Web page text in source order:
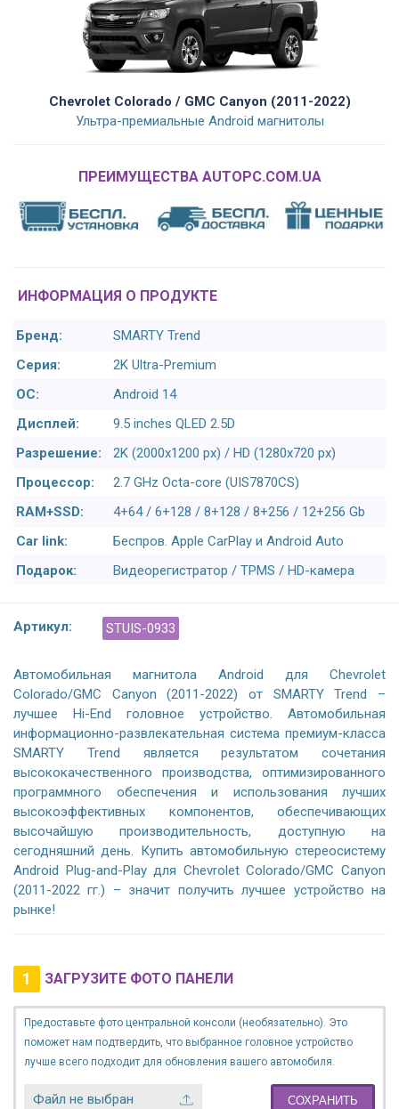
Chevrolet Colorado / GMC Canyon (2011-2022)
Ультра-премиальные Android магнитолы
ПРЕИМУЩЕСТВА AUTOPC.COM.UA
ИНФОРМАЦИЯ О ПРОДУКТЕ
Бренд:
SMARTY Trend
Серия:
2K Ultra-Premium
ОС:
Android 14
Дисплей:
9.5 inches QLED 2.5D
Разрешение:
2K (2000x1200 px) / HD (1280x720 px)
Процессор:
2.7 GHz Octa-core (UIS7870CS)
RAM+SSD:
4+64 / 6+128 / 8+128 / 8+256 / 12+256 Gb
Car link:
Беспров. Apple CarPlay и Android Auto
Подарок:
Видеорегистратор / TPMS / HD-камера
Артикул: STUIS-0933
Автомобильная магнитола Android для Chevrolet
Colorado/GMC Canyon (2011-2022) от SMARTY Trend –
лучшее Hi-End головное устройство. Автомобильная
информационно-развлекательная система премиум-класса
SMARTY Trend является результатом сочетания
высококачественного производства, оптимизированного
программного обеспечения и использования лучших
высокоэффективных компонентов, обеспечивающих
высочайшую производительность, доступную на
сегодняшний день. Купить автомобильную стереосистему
Android Plug-and-Play для Chevrolet Colorado/GMC Canyon
(2011-2022 гг.) – значит получить лучшее устройство на
рынке!
1 ЗАГРУЗИТЕ ФОТО ПАНЕЛИ
Предоставьте фото центральной консоли (необязательно). Это
поможет нам подтвердить, что выбранное головное устройство
лучше всего подходит для обновления вашего автомобиля.
Файл не выбран СОХРАНИТЬ